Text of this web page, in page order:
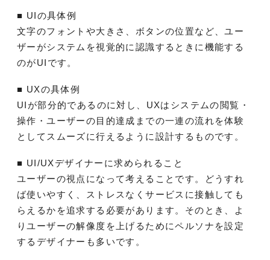
■ UIの具体例
文字のフォントや大きさ、ボタンの位置など、ユー
ザーがシステムを視覚的に認識するときに機能する
のがUIです。
■ UXの具体例
UIが部分的であるのに対し、UXはシステムの閲覧・
操作・ユーザーの目的達成までの一連の流れを体験
としてスムーズに行えるように設計するものです。
■ UI/UXデザイナーに求められること
ユーザーの視点になって考えることです。どうすれ
ば使いやすく、ストレスなくサービスに接触しても
らえるかを追求する必要があります。そのとき、よ
りユーザーの解像度を上げるためにペルソナを設定
するデザイナーも多いです。